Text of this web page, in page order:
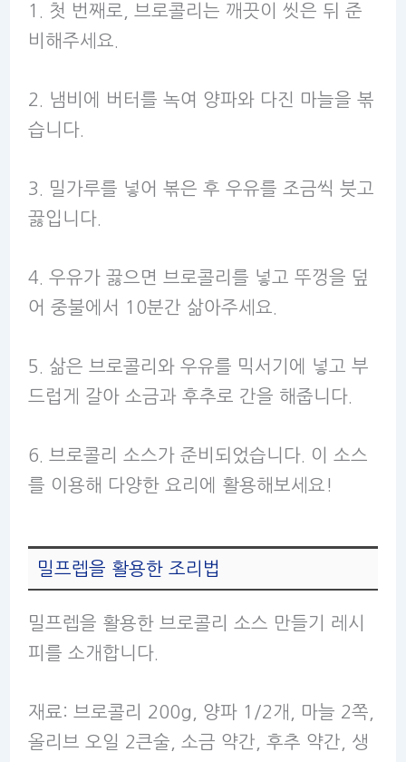
1. 첫 번째로, 브로콜리는 깨끗이 씻은 뒤 준
비해주세요.
2. 냄비에 버터를 녹여 양파와 다진 마늘을 볶
습니다.
3. 밀가루를 넣어 볶은 후 우유를 조금씩 붓고
끓입니다.
4. 우유가 끓으면 브로콜리를 넣고 뚜껑을 덮
어 중불에서 10분간 삶아주세요.
5. 삶은 브로콜리와 우유를 믹서기에 넣고 부
드럽게 갈아 소금과 후추로 간을 해줍니다.
6. 브로콜리 소스가 준비되었습니다. 이 소스
를 이용해 다양한 요리에 활용해보세요!
밀프렙을 활용한 조리법
밀프렙을 활용한 브로콜리 소스 만들기 레시
피를 소개합니다.
재료: 브로콜리 200g, 양파 1/2개, 마늘 2쪽,
올리브 오일 2큰술, 소금 약간, 후추 약간, 생